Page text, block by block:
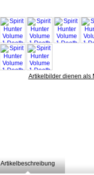
Artikelbilder dienen als
Artikelbeschreibung